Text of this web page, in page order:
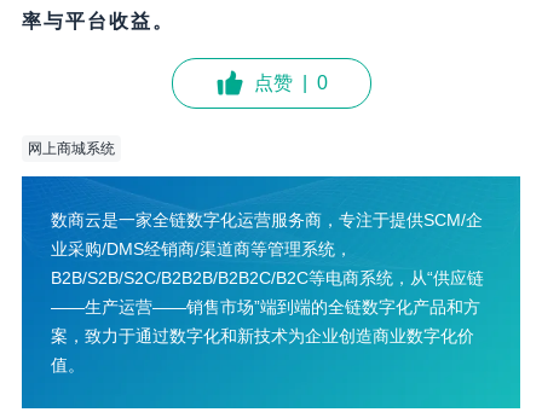
率与平台收益。
点赞 0
网上商城系统
数商云是一家全链数字化运营服务商，专注于提供SCM/企
业采购/DMS经销商/渠道商等管理系统，
B2B/S2B/S2C/B2B2B/B2B2C/B2C等电商系统，从“供应链
——生产运营——销售市场”端到端的全链数字化产品和方
案，致力于通过数字化和新技术为企业创造商业数字化价
值。